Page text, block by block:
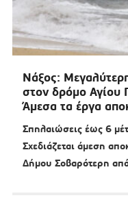
Νάξος:
στον δρόμο Αγίου
Άμεσα τα έργα
Σπηλαιώσεις έως 6
Σχεδιάζεται άμεση
Δήμου Σοβαρότερη